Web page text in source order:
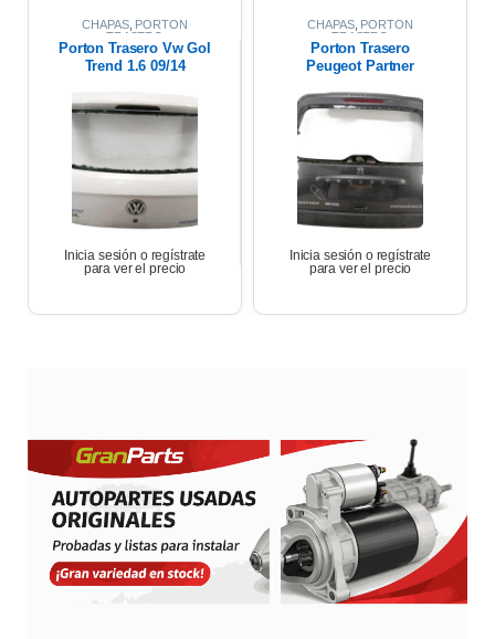
CHAPAS, PORTON
TRASERO
Porton Trasero Vw Gol
Trend 1.6 09/14
Inicia sesión o regístrate
para ver el precio
CHAPAS, PORTON
TRASERO
Porton Trasero
Peugeot Partner
2012
Inicia sesión o regístrate
para ver el precio